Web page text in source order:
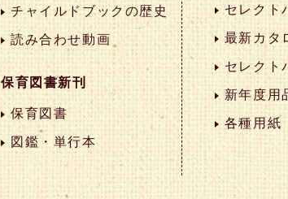
チャイルドブックの歴史
読み合わせ動画
保育図書新刊
保育図書
図鑑・単行本
セレクト
最新カタ
セレクト
新年度用
各種用紙